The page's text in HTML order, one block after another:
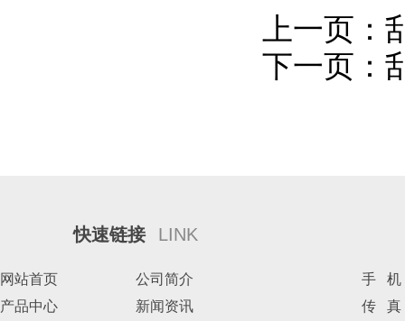
上一页
下一页：
快速链接 LINK
网站首页
公司简介
产品中心
新闻资讯
手 机
传 真